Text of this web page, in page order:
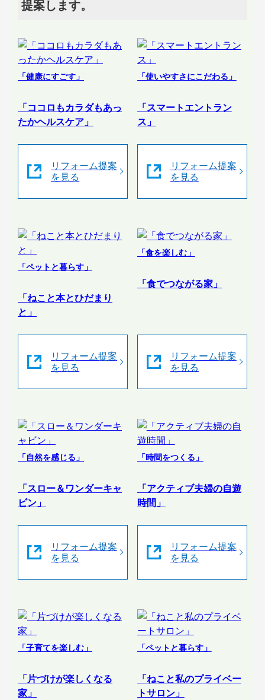
提案します。
「健康にすごす」
「ココロもカラダもあっ
たかヘルスケア」
リフォーム提案
を見る
「使いやすさにこだわる」
「スマートエントラン
ス」
リフォーム提案
を見る
「ペットと暮らす」
「ねこと本とひだまり
と」
リフォーム提案
を見る
「食を楽しむ」
「食でつながる家」
リフォーム提案
を見る
「自然を感じる」
「スロー＆ワンダーキャ
ビン」
リフォーム提案
を見る
「時間をつくる」
「アクティブ夫婦の自遊
時間」
リフォーム提案
を見る
「子育てを楽しむ」
「片づけが楽しくなる
家」
「ペットと暮らす」
「ねこと私のプライベー
トサロン」